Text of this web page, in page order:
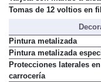
Tomas de 12 voltios en
Pintura metalizada
Pintura metalizada
Protecciones laterales
carrocería